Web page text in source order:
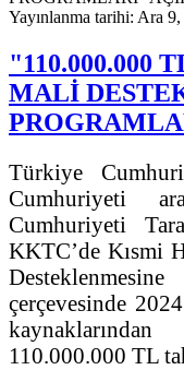
Yayınlanma tarihi: Ara
"110.000.000
MALİ
Türkiye
Cumhuriyeti
Cumhuriyeti
KKTC’de Kısmi
çerçevesinde
110.000.000 TL